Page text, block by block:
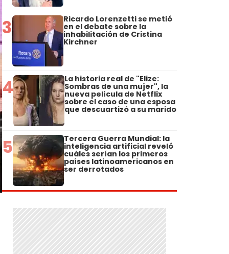
3 Ricardo Lorenzetti se metió
en el debate sobre la
inhabilitación de Cristina
Kirchner
4 La historia real de "Elize:
Sombras de una mujer", la
nueva película de Netflix
sobre el caso de una esposa
que descuartizó a su marido
5 Tercera Guerra Mundial: la
inteligencia artificial reveló
cuáles serían los primeros
países latinoamericanos en
ser derrotados